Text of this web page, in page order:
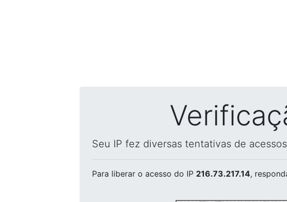
Seu IP fez diversas tentativas de
Para liberar o acesso do IP 216.73.217.14,